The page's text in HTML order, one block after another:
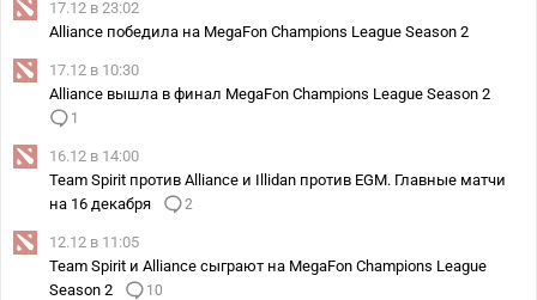
17.12 в 23:02
Alliance победила на MegaFon Champions League Season 2
17.12 в 10:30
Alliance вышла в финал MegaFon Champions League Season 2
1
16.12 в 14:00
Team Spirit против Alliance и Illidan против EGM. Главные матчи
на 16 декабря
2
12.12 в 11:05
Team Spirit и Alliance сыграют на MegaFon Champions League
Season 2
10